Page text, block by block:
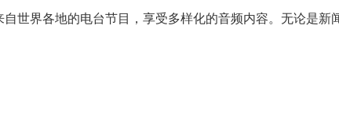
世界各地的电台节目，享受多样化的音频内容。无论是新